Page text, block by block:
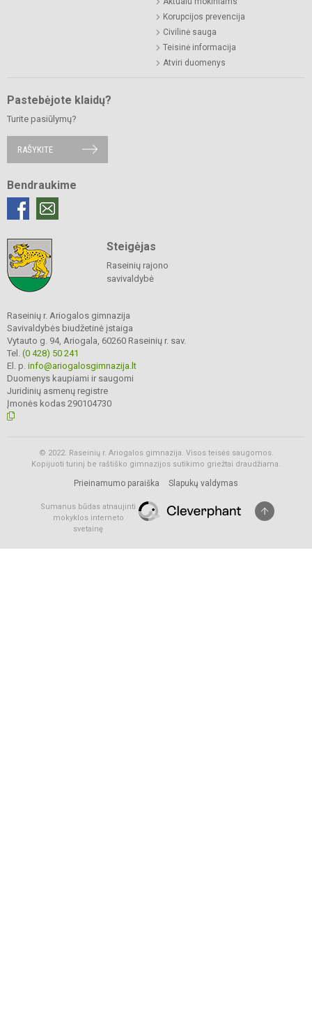
Korupcijos prevencija
Civilinė sauga
Teisinė informacija
Atviri duomenys
Pastebėjote klaidų?
Turite pasiūlymų?
RAŠYKITE
Bendraukime
Steigėjas
Raseinių rajono
savivaldybė
Raseinių r. Ariogalos gimnazija
Savivaldybės biudžetinė įstaiga
Vytauto g. 94, Ariogala, 60260 Raseinių r. sav.
Tel. (0 428) 50 241
El. p. info@ariogalosgimnazija.lt
Duomenys kaupiami ir saugomi
Juridinių asmenų registre
Įmonės kodas 290104730
© 2022. Raseinių r. Ariogalos gimnazija. Visos teisės saugomos.
Kopijuoti turinį be raštiško gimnazijos sutikimo griežtai draudžiama.
Prieinamumo paraiška Slapukų valdymas
Sumanus būdas atnaujinti
mokyklos interneto
svetainę